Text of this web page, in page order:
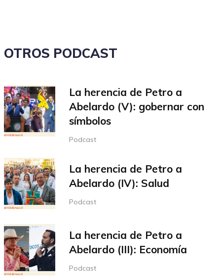
OTROS PODCAST
La herencia de Petro a
Abelardo (V): gobernar con
símbolos
Podcast
La herencia de Petro a
Abelardo (IV): Salud
Podcast
La herencia de Petro a
Abelardo (III): Economía
Podcast